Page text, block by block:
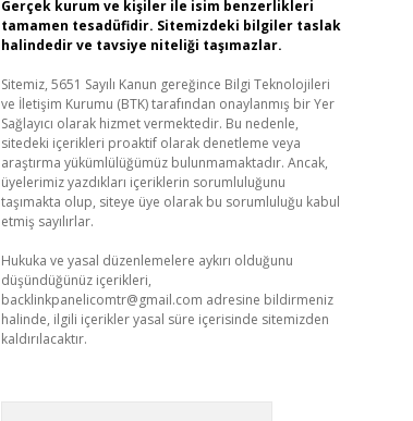
Gerçek kurum ve kişiler ile isim benzerlikleri
tamamen tesadüfidir. Sitemizdeki bilgiler taslak
halindedir ve tavsiye niteliği taşımazlar.
Sitemiz, 5651 Sayılı Kanun gereğince Bilgi Teknolojileri
ve İletişim Kurumu (BTK) tarafından onaylanmış bir Yer
Sağlayıcı olarak hizmet vermektedir. Bu nedenle,
sitedeki içerikleri proaktif olarak denetleme veya
araştırma yükümlülüğümüz bulunmamaktadır. Ancak,
üyelerimiz yazdıkları içeriklerin sorumluluğunu
taşımakta olup, siteye üye olarak bu sorumluluğu kabul
etmiş sayılırlar.
Hukuka ve yasal düzenlemelere aykırı olduğunu
düşündüğünüz içerikleri,
backlinkpanelicomtr@gmail.com adresine bildirmeniz
halinde, ilgili içerikler yasal süre içerisinde sitemizden
kaldırılacaktır.